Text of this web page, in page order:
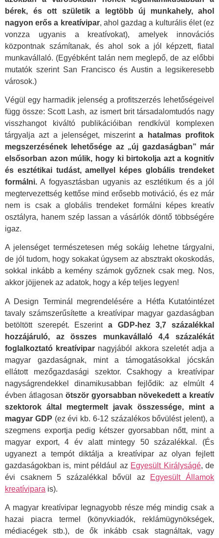
bérek, és ott születik a legtöbb új munkahely, ahol
nagyon erős a kreatívipar, ahol gazdag a kulturális élet (ez
vonzza ugyanis a kreatívokat), amelyek innovációs
központnak számítanak, és ahol sok a jól képzett, fiatal
munkavállaló. (Egyébként talán nem meglepő, de az előbbi
mutatók szerint San Francisco és Austin a legsikeresebb
városok.)
Végül egy harmadik jelenség a profitszerzés lehetőségeivel
függ össze: Scott Lash, az ismert brit társadalomtudós nagy
visszhangot kiváltó publikációiban rendkívül komplexen
tárgyalja azt a jelenséget, miszerinta hatalmas profitok
megszerzésének lehetősége az „új gazdaságban” már
elsősorban azon múlik, hogy ki birtokolja azt a kognitív
és esztétikai tudást, amellyel képes globális trendeket
formálni. A fogyasztásban ugyanis az esztétikum és a jól
megtervezettség kettőse mind erősebb motiváció, és ez már
nem is csak a globális trendeket formálni képes kreatív
osztályra, hanem szép lassan a vásárlók döntő többségére
igaz.
A jelenséget természetesen még sokáig lehetne tárgyalni,
de jól tudom, hogy sokakat úgysem az absztrakt okoskodás,
sokkal inkább a kemény számok győznek csak meg. Nos,
akkor jöjjenek az adatok, hogy a kép teljes legyen!
A Design Terminál megrendelésére a Hétfa Kutatóintézet
tavaly számszerűsítette a kreatívipar magyar gazdaságban
betöltött szerepét. Eszerint a GDP-hez 3,7 százalékkal
hozzájáruló, az összes munkavállaló 4,4 százalékát
foglalkoztató kreatívipar nagyjából akkora szeletét adja a
magyar gazdaságnak, mint a támogatásokkal jócskán
ellátott mezőgazdasági szektor. Csakhogy a kreatívipar
nagyságrendekkel dinamikusabban fejlődik: az elmúlt 4
évben átlagosan ötször gyorsabban növekedett a kreatív
szektorok által megtermelt javak összessége, mint a
magyar GDP (ez évi kb. 6-12 százalékos bővülést jelent), a
szegmens exportja pedig kétszer gyorsabban nőtt, mint a
magyar export, 4 év alatt mintegy 50 százalékkal. (És
ugyanezt a tempót diktálja a kreatívipar az olyan fejlett
gazdaságokban is, mint például az Egyesült Királyságé, de
évi csaknem 5 százalékkal bővül az Egyesült Államok
kreatívipara is).
A magyar kreatívipar legnagyobb része még mindig csak a
hazai piacra termel (könyvkiadók, reklámügynökségek,
médiacégek stb.), de ők inkább csak stagnáltak, vagy